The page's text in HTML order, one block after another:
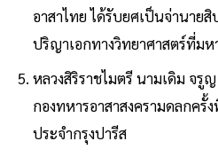
อาสาไทย ได้รับยศเป็นจ่านาย
ปริญาเอกทางวิทยาศาสตร์ที่ม
หลวงสิริราชไมตรี นามเดิม จรู
กองทหารอาสาสงครามดลกครั้
ประจำกรุงปารีส